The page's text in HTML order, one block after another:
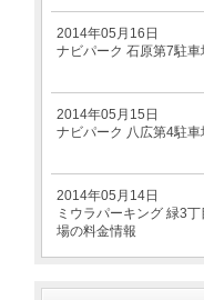
2014年05月16日
ナビパーク 石原第7駐車
2014年05月15日
ナビパーク 八広第4駐車
2014年05月14日
ミウラパーキング 緑3
場の料金情報